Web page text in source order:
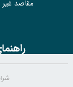
مقاصد